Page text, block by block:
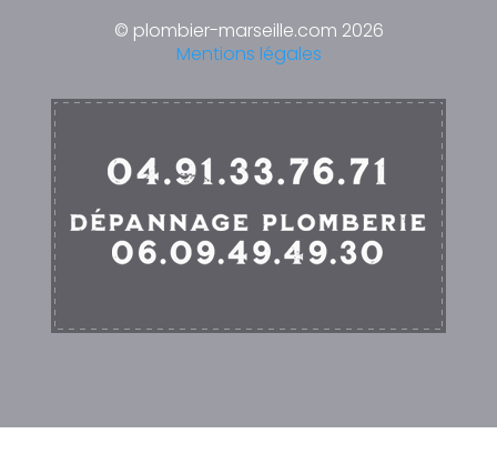
© plombier-marseille.com 2026
Mentions légales